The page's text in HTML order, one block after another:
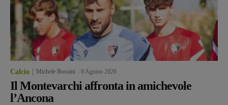
Calcio Michele Bossini 8 Agosto 2026
Il Montevarchi affronta in amichevole
l’Ancona